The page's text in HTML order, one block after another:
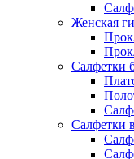
Женская
Салфетки
Салфетки